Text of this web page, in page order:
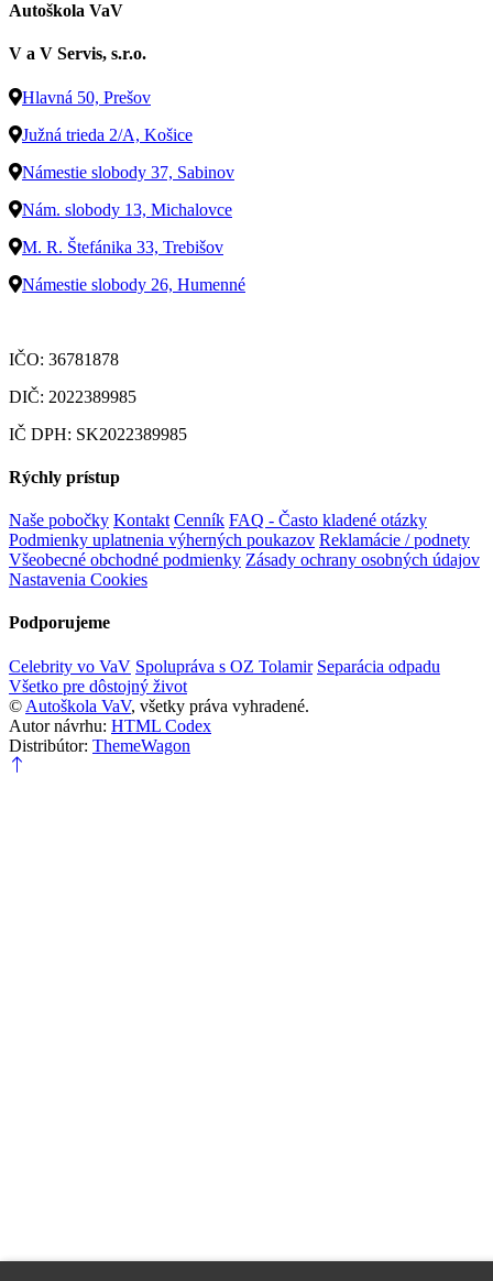
Autoškola VaV
V a V Servis, s.r.o.
Hlavná 50, Prešov
Južná trieda 2/A, Košice
Námestie slobody 37, Sabinov
Nám. slobody 13, Michalovce
M. R. Štefánika 33, Trebišov
Námestie slobody 26, Humenné
IČO: 36781878
DIČ: 2022389985
IČ DPH: SK2022389985
Rýchly prístup
Naše pobočky Kontakt Cenník FAQ - Často kladené otázky
Podmienky uplatnenia výherných poukazov Reklamácie / podnety
Všeobecné obchodné podmienky Zásady ochrany osobných údajov
Nastavenia Cookies
Podporujeme
Celebrity vo VaV Spolupráva s OZ Tolamir Separácia odpadu
Všetko pre dôstojný život
© Autoškola VaV, všetky práva vyhradené.
Autor návrhu: HTML Codex
Distribútor: ThemeWagon